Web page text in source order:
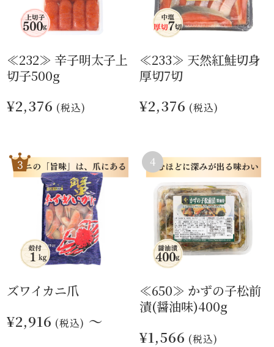
≪232≫ 辛子明太子上
切子500g
¥2,376 (税込)
≪233≫ 天然紅鮭切身
厚切7切
¥2,376 (税込)
ズワイカニ爪
¥2,916 (税込) ～
≪650≫ かずの子松前
漬(醤油味)400g
¥1,566 (税込)